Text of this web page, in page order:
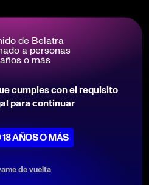
y los planes de
lee la entrevista completa
de Belatra
a personas
o más
cumples con el requisito
para continuar
AÑOS O MÁS
de vuelta